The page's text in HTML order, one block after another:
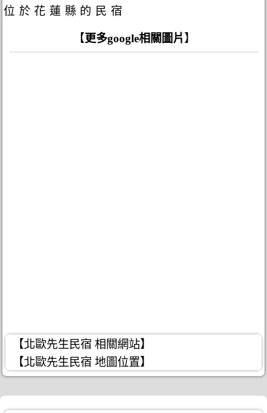
位於花蓮縣的民宿
【更多google相關圖片 】
【北歐先生民宿 相關網站】
【北歐先生民宿 地圖位置】